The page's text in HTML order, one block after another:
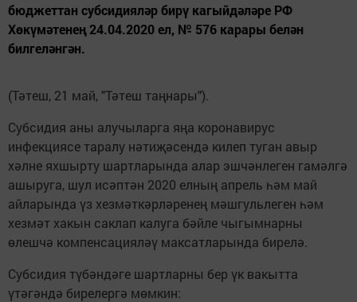
бюджеттан субсидияләр бирү кагыйдәләре РФ
Хөкүмәтенең 24.04.2020 ел, № 576 карары белән
билгеләнгән.
(Тәтеш, 21 май, "Тәтеш таңнары").
Субсидия аны алучыларга яңа коронавирус
инфекциясе таралу нәтиҗәсендә килеп туган авыр
хәлне яхшыр­ту шартларында алар эшчәнлеген гамәлгә
ашыруга, шул исәптән 2020 елның апрель һәм май
айларында үз хезмәткәрләренең мәшгульлеген һәм
хезмәт хакын саклап калуга бәйле чыгымнарны
өлешчә компен­сацияләү максатларында бирелә.
Субсидия түбәндәге шартларны бер үк вакытта
үтәгәндә бирелергә мөмкин: